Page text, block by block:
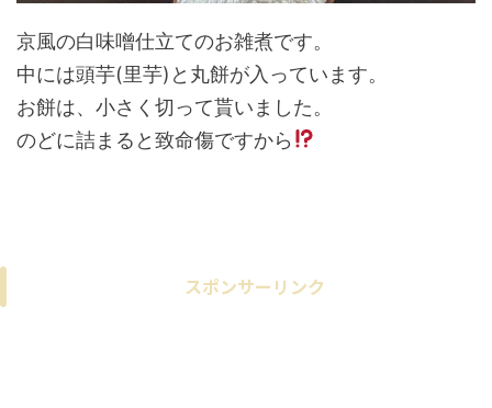
京風の白味噌仕立てのお雑煮です。
中には頭芋(里芋)と丸餅が入っています。
お餅は、小さく切って貰いました。
のどに詰まると致命傷ですから
スポンサーリンク